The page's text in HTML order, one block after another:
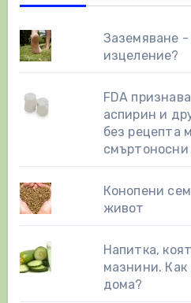
Заземяване -
изцеление?
FDA
аспирин и
без рецепта
Конопени
живот
Напитка,
мазнини. Как
дома?